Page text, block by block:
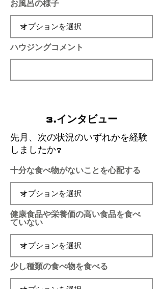
お風呂の様子
ハウジングコメント
3.インタビュー
先月、次の状況のいずれかを経験
しましたか?
十分な食べ物がないことを心配する
健康食品や栄養価の高い食品を食べ
ていない
少し種類の食べ物を食べる